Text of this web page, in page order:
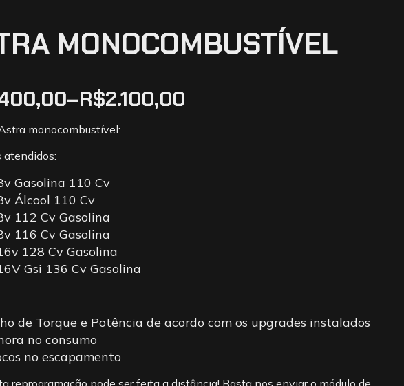
MONOCOMBUSTÍVEL
–R$2.100,00
monocombustível:
atendidos:
Gasolina 110 Cv
Álcool 110 Cv
112 Cv Gasolina
116 Cv Gasolina
128 Cv Gasolina
Gsi 136 Cv Gasolina
de Torque e Potência de acordo com os upgrades instalados
no consumo
no escapamento
reprogramação pode ser feita a distância! Basta nos enviar o módulo de